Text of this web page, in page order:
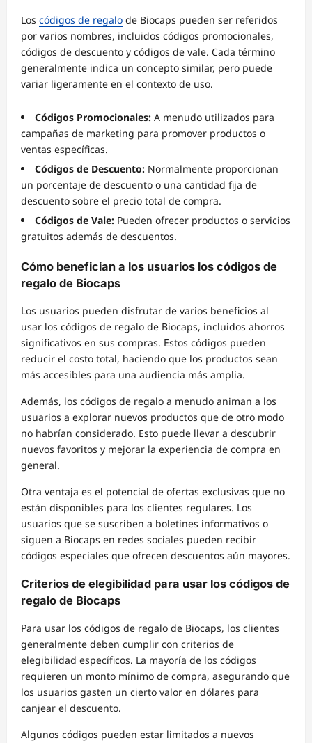
Los códigos de regalo de Biocaps pueden ser referidos
por varios nombres, incluidos códigos promocionales,
códigos de descuento y códigos de vale. Cada término
generalmente indica un concepto similar, pero puede
variar ligeramente en el contexto de uso.
Códigos Promocionales: A menudo utilizados para
campañas de marketing para promover productos o
ventas específicas.
Códigos de Descuento: Normalmente proporcionan
un porcentaje de descuento o una cantidad fija de
descuento sobre el precio total de compra.
Códigos de Vale: Pueden ofrecer productos o servicios
gratuitos además de descuentos.
Cómo benefician a los usuarios los códigos de
regalo de Biocaps
Los usuarios pueden disfrutar de varios beneficios al
usar los códigos de regalo de Biocaps, incluidos ahorros
significativos en sus compras. Estos códigos pueden
reducir el costo total, haciendo que los productos sean
más accesibles para una audiencia más amplia.
Además, los códigos de regalo a menudo animan a los
usuarios a explorar nuevos productos que de otro modo
no habrían considerado. Esto puede llevar a descubrir
nuevos favoritos y mejorar la experiencia de compra en
general.
Otra ventaja es el potencial de ofertas exclusivas que no
están disponibles para los clientes regulares. Los
usuarios que se suscriben a boletines informativos o
siguen a Biocaps en redes sociales pueden recibir
códigos especiales que ofrecen descuentos aún mayores.
Criterios de elegibilidad para usar los códigos de
regalo de Biocaps
Para usar los códigos de regalo de Biocaps, los clientes
generalmente deben cumplir con criterios de
elegibilidad específicos. La mayoría de los códigos
requieren un monto mínimo de compra, asegurando que
los usuarios gasten un cierto valor en dólares para
canjear el descuento.
Algunos códigos pueden estar limitados a nuevos